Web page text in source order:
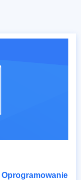
Oprogramowanie